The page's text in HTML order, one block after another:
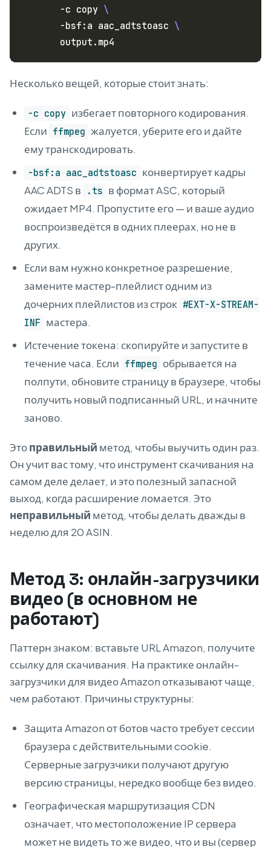
       -c copy
       -bsf:a aac_adtstoasc
Несколько вещей, которые стоит знать:
-c copy избегает повторного кодирования.
Если ffmpeg жалуется, уберите его и дайте
ему транскодировать.
-bsf:a aac_adtstoasc конвертирует кадры
AAC ADTS в
.ts в формат ASC, который
ожидает MP4. Пропустите его — и ваше аудио
воспроизведётся в одних плеерах, но не в
других.
Если вам нужно конкретное разрешение,
замените мастер-плейлист одним из
дочерних плейлистов из строк #EXT-X-STREAM-
INF мастера.
Истечение токена: скопируйте и запустите в
течение часа. Если ffmpeg обрывается на
полпути, обновите страницу в браузере, чтобы
получить новый подписанный URL, и начните
заново.
Этоправильный метод, чтобы выучить один раз.
Он учит вас тому, что инструмент скачивания на
самом деле делает, и это полезный запасной
выход, когда расширение ломается. Это
неправильный метод, чтобы делать дважды в
неделю для 20 ASIN.
Метод 3: онлайн-загрузчики
видео (в основном не
работают)
Паттерн знаком: вставьте URL Amazon, получите
ссылку для скачивания. На практике онлайн-
загрузчики для видео Amazon отказывают чаще,
чем работают. Причины структурны:
Защита Amazon от ботов часто требует сессии
браузера с действительными cookie.
Серверные загрузчики получают другую
версию страницы, нередко вообще без видео.
Географическая маршрутизация CDN
означает, что местоположение IP сервера
может не видеть то же видео, что и вы (сервер